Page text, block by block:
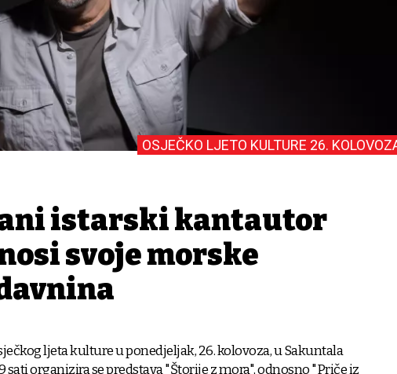
OSJEČKO LJETO KULTURE 26.
istarski kantautor
svoje morske
ljeta kulture u ponedjeljak, 26. kolovoza, u Sakuntala
sati organizira se predstava "Štorije z mora", odnosno "Priče iz